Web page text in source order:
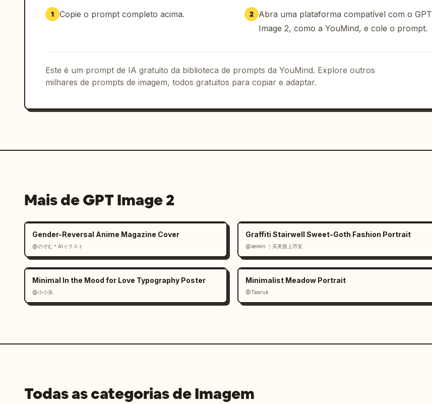
sujeito, profundidade atmosférica suave no fundo, elementos narrativos
minimalistas, porém intencionais, qualidade premium de pôster de filme.
Evite: composições com preenchimento de silhueta, densidade excessiva de
espacial, realismo e imersão cinematográfica.
1 Copie o prompt completo acima. 2 Abra uma plataforma compatível com o GPT
Image 2, como a YouMind, e cole o prompt.
Este é um prompt de IA gratuito da biblioteca de prompts da YouMind. Explore outros
milhares de prompts de imagem, todos gratuitos para copiar e adaptar.
Mais de GPT Image 2
Gender-Reversal Anime Magazine Cover
@のぞむ＊AIイラスト
Graffiti Stairwell Sweet-Goth Fashion Portrait
@serein ｜买美股上币安
Minimal In the Mood for Love Typography Poster
@小小东
Minimalist Meadow Portrait
@Taaruk
Todas as categorias de Imagem